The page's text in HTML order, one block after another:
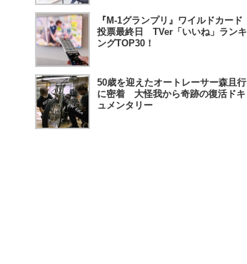
『M-1グランプリ』ワイルドカード
投票最終日 TVer「いいね」ランキ
ングTOP30！
50歳を迎えたオートレーサー森且行
に密着 大怪我から奇跡の復活ドキ
ュメンタリー